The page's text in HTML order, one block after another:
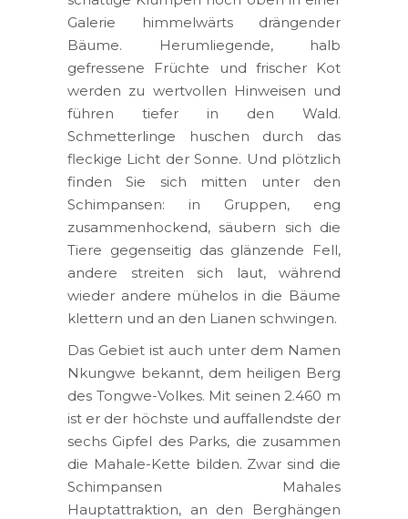
Galerie himmelwärts drängender
Bäume. Herumliegende, halb
gefressene Früchte und frischer Kot
werden zu wertvollen Hinweisen und
führen tiefer in den Wald.
Schmetterlinge huschen durch das
fleckige Licht der Sonne. Und plötzlich
finden Sie sich mitten unter den
Schimpansen: in Gruppen, eng
zusammenhockend, säubern sich die
Tiere gegenseitig das glänzende Fell,
andere streiten sich laut, während
wieder andere mühelos in die Bäume
klettern und an den Lianen schwingen.
Das Gebiet ist auch unter dem Namen
Nkungwe bekannt, dem heiligen Berg
des Tongwe-Volkes. Mit seinen 2.460 m
ist er der höchste und auffallendste der
sechs Gipfel des Parks, die zusammen
die Mahale-Kette bilden. Zwar sind die
Schimpansen Mahales
Hauptattraktion, an den Berghängen